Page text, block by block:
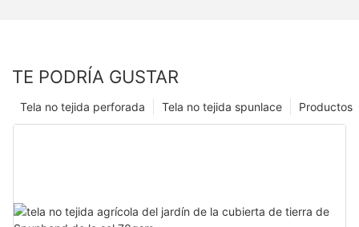
TE PODRÍA GUSTAR
Productos
Tela no tejida spunlace
Tela no tejida perforada